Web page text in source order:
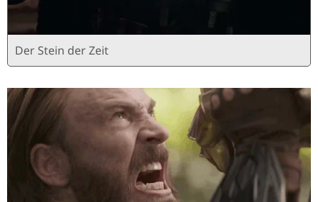
Der Stein der Zeit